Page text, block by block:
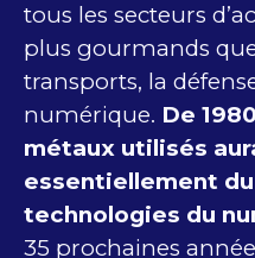
tous les secteurs
plus gourmands
transports, la
numérique. De
métaux utilisés
essentiellement
technologies du
35 prochaines